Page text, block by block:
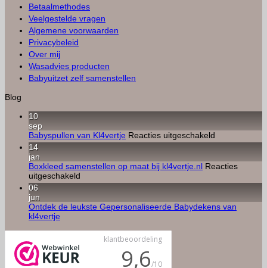
Betaalmethodes
Veelgestelde vragen
Algemene voorwaarden
Privacybeleid
Over mij
Wasadvies producten
Babyuitzet zelf samenstellen
Blog
10
sep
Babyspullen van Kl4vertje Reacties uitgeschakeld
Babyspullen
Kl4vertje
14
jan
Boxkleed samenstellen op maat bij kl4vertje.nl Reacties
uitgeschakeld
Boxkleed
op
maat
kl4vertje.nl
06
jun
Ontdek de leukste Gepersonaliseerde Babydekens van
kl4vertje
Ontdek
de
leukste